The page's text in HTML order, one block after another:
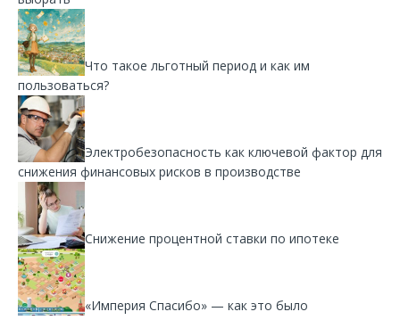
Что такое льготный период и как им
пользоваться?
Электробезопасность как ключевой фактор для
снижения финансовых рисков в производстве
Снижение процентной ставки по ипотеке
«Империя Спасибо» — как это было